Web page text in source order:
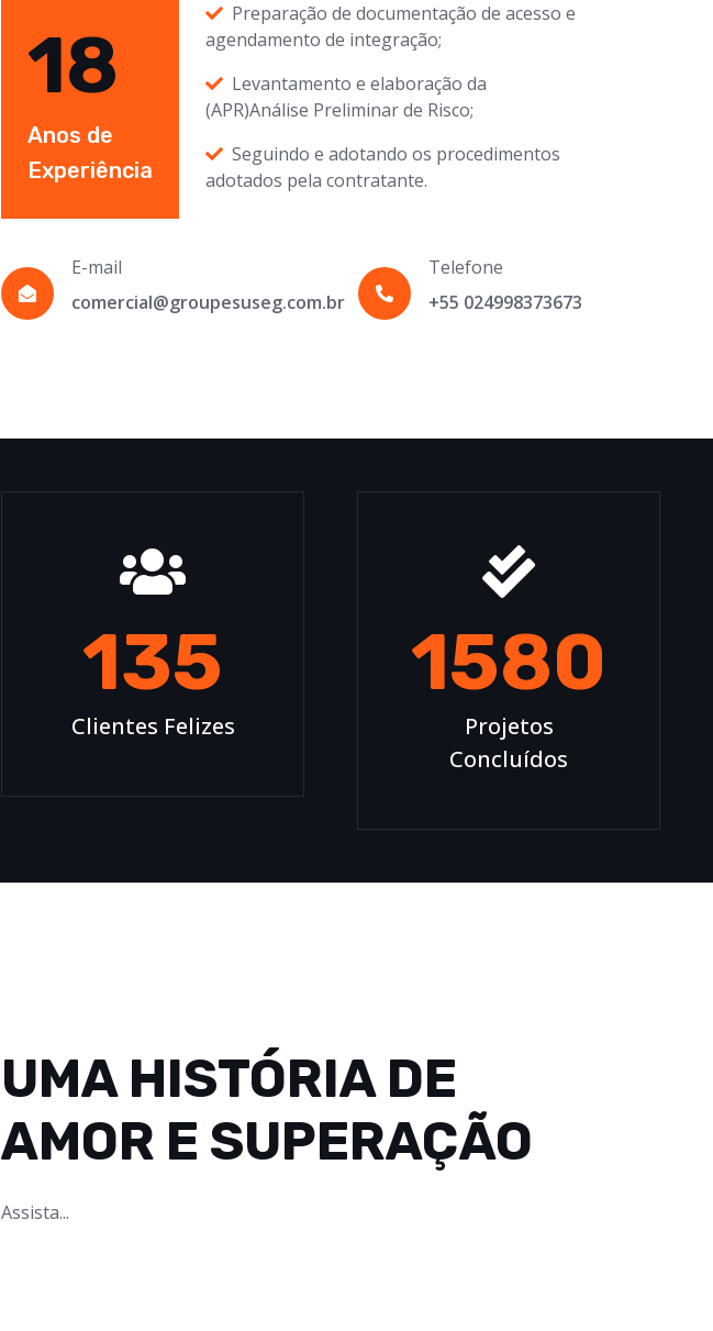
18
Anos de
Experiência
Preparação de documentação de acesso e
agendamento de integração;
Levantamento e elaboração da
(APR)Análise Preliminar de Risco;
Seguindo e adotando os procedimentos
adotados pela contratante.
E-mail
comercial@groupesuseg.com.br
Telefone
+55 024998373673
135
Clientes Felizes
1580
Projetos
Concluídos
UMA HISTÓRIA DE
AMOR E SUPERAÇÃO
Assista...